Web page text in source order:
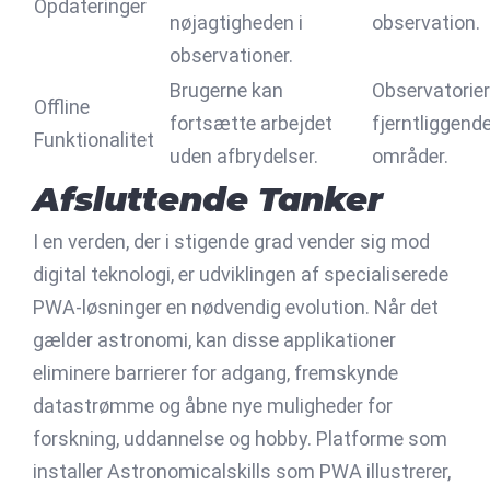
Opdateringer
nøjagtigheden i
observationer.
observation.
Offline
Funktionalitet
Brugerne kan
fortsætte arbejdet
uden afbrydelser.
områder.
Afsluttende Tanker
I en verden, der i stigende grad vender sig mod
digital teknologi, er udviklingen af specialiserede
PWA-løsninger en nødvendig evolution. Når det
gælder astronomi, kan disse applikationer
eliminere barrierer for adgang, fremskynde
datastrømme og åbne nye muligheder for
forskning, uddannelse og hobby. Platforme som
installer Astronomicalskills som PWA illustrerer,